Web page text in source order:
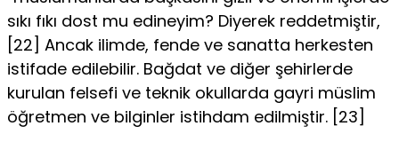
sıkı fıkı dost mu edineyim? Diyerek reddetmiştir,
[22] Ancak ilimde, fende ve sanatta herkesten
istifade edilebilir. Bağdat ve diğer şehirlerde
kurulan felsefi ve teknik okullarda gayri müslim
öğretmen ve bilginler istihdam edilmiştir. [23]